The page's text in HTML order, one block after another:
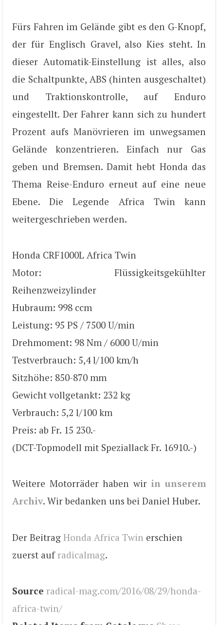
Fürs Fahren im Gelände gibt es den G-Knopf,
der für Englisch Gravel, also Kies steht. In
dieser Automatik-Einstellung ist alles, also
die Schaltpunkte, ABS (hinten ausgeschaltet)
und Traktionskontrolle, auf Enduro
eingestellt. Der Fahrer kann sich zu hundert
Prozent aufs Manövrieren im unwegsamen
Gelände konzentrieren. Einfach nur Gas
geben und Bremsen. Damit hebt Honda das
Thema Reise-Enduro erneut auf eine neue
Ebene. Die Legende Africa Twin kann
weitergeschrieben werden.
Honda CRF1000L Africa Twin
Motor: Flüssigkeitsgekühlter
Reihenzweizylinder
Hubraum: 998 ccm
Leistung: 95 PS / 7500 U/min
Drehmoment: 98 Nm / 6000 U/min
Testverbrauch: 5,4 l/100 km/h
Sitzhöhe: 850-870 mm
Gewicht vollgetankt: 232 kg
Verbrauch: 5,2 l/100 km
Preis: ab Fr. 15 230.-
(DCT-Topmodell mit Speziallack Fr. 16910.-)
Weitere Motorräder haben wir in unserem
Archiv. Wir bedanken uns bei Daniel Huber.
Der Beitrag Honda Africa Twin erschien
zuerst auf radicalmag.
Source radical-mag.com/2016/08/29/honda-
africa-twin/